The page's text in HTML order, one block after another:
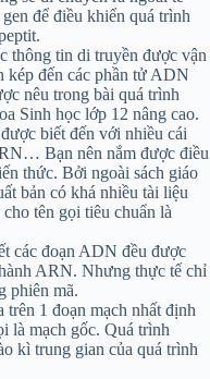
để điều khiển quá trình
thông tin di truyền được vận
kép đến các phần tử ADN
nêu trong bài quá trình
Sinh học lớp 12 nâng cao.
biết đến với nhiều cái
Bạn nên nắm được điều
thức. Bởi ngoài sách giáo
bản có khá nhiều tài liệu
tên gọi tiêu chuẩn là
các đoạn ADN đều được
ARN. Nhưng thực tế chỉ
phiên mã.
1 đoạn mạch nhất định
là mạch gốc. Quá trình
kì trung gian của quá trình